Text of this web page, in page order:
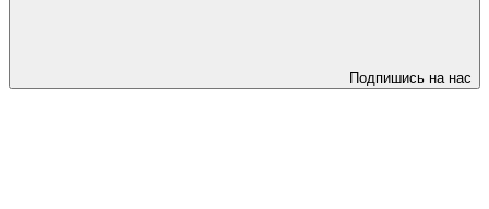
Подпишись на нас